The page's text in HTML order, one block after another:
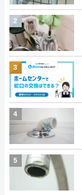
2
3
4
5